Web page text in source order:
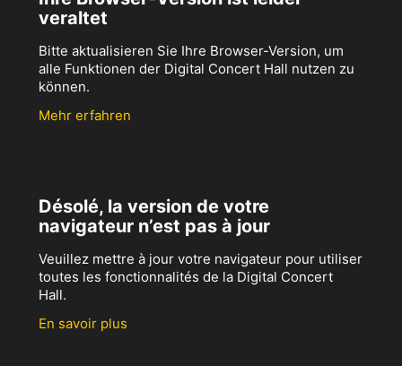
veraltet
Bitte aktualisieren Sie Ihre Browser-Version, um
alle Funktionen der Digital Concert Hall nutzen zu
können.
Mehr erfahren
Désolé, la version de votre
navigateur n’est pas à jour
Veuillez mettre à jour votre navigateur pour utiliser
toutes les fonctionnalités de la Digital Concert
Hall.
En savoir plus